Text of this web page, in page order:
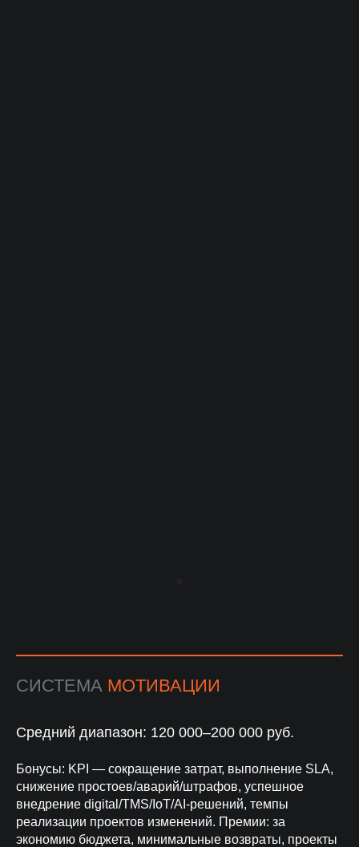
СИСТЕМА МОТИВАЦИИ
Средний диапазон: 120 000–200 000 руб.
Бонусы: KPI — сокращение затрат, выполнение SLA,
снижение простоев/аварий/штрафов, успешное
внедрение digital/TMS/IoT/AI-решений, темпы
реализации проектов изменений. Премии: за
экономию бюджета, минимальные возвраты, проекты